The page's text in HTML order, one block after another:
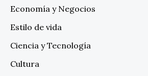
Economía y Negocios
Estilo de vida
Ciencia y Tecnología
Cultura